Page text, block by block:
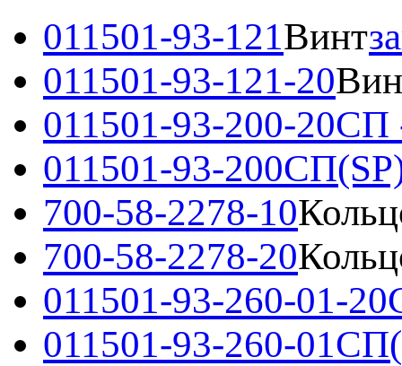
011501-93-121Винт
011501-93-121-20
011501-93-200-20СП
011501-93-
700-58-2278-10
700-58-2278-20
011501-93-260-01-
011501-93-260-